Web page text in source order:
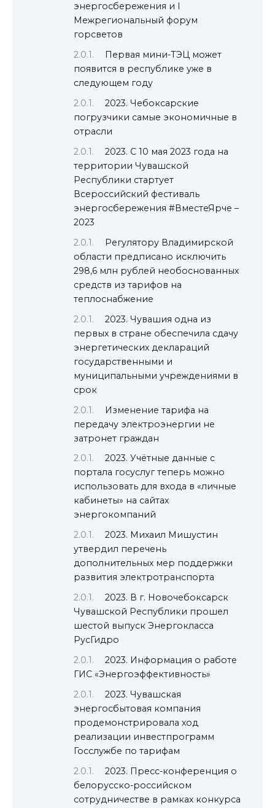
энергосбережения и I
Межрегиональный форум
горсветов
Первая мини-ТЭЦ может
появится в республике уже в
следующем году
2023. Чебоксарские
погрузчики самые экономичные в
отрасли
2023. С 10 мая 2023 года на
территории Чувашской
Республики стартует
Всероссийский фестиваль
энергосбережения #ВместеЯрче –
2023
Регулятору Владимирской
области предписано исключить
298,6 млн рублей необоснованных
средств из тарифов на
теплоснабжение
2023. Чувашия одна из
первых в стране обеспечила сдачу
энергетических деклараций
государственными и
муниципальными учреждениями в
срок
Изменение тарифа на
передачу электроэнергии не
затронет граждан
2023. Учётные данные с
портала госуслуг теперь можно
использовать для входа в «личные
кабинеты» на сайтах
энергокомпаний
2023. Михаил Мишустин
утвердил перечень
дополнительных мер поддержки
развития электротранспорта
2023. В г. Новочебоксарск
Чувашской Республики прошел
шестой выпуск Энергокласса
РусГидро
2023. Информация о работе
ГИС «Энергоэффективность»
2023. Чувашская
энергосбытовая компания
продемонстрировала ход
реализации инвестпрограмм
Госслужбе по тарифам
2023. Пресс-конференция о
белорусско-российском
сотрудничестве в рамках конкурса